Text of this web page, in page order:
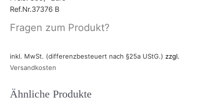
Ref.Nr.37376 B
Fragen zum Produkt?
inkl. MwSt. (differenzbesteuert nach §25a UStG.) zzgl.
Versandkosten
Ähnliche Produkte